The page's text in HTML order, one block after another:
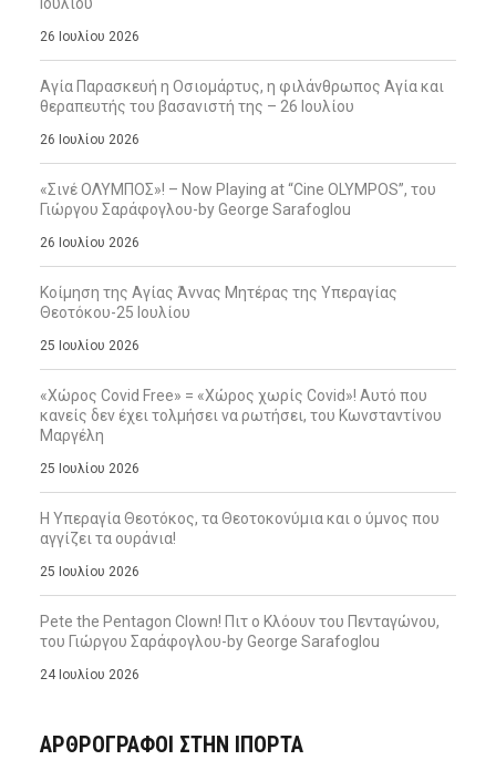
Ιουλίου
26 Ιουλίου 2026
Αγία Παρασκευή η Οσιομάρτυς, η φιλάνθρωπος Αγία και
θεραπευτής του βασανιστή της – 26 Ιουλίου
26 Ιουλίου 2026
«Σινέ ΟΛΥΜΠΟΣ»! – Now Playing at “Cine OLYMPOS”, του
Γιώργου Σαράφογλου-by George Sarafoglou
26 Ιουλίου 2026
Κοίμηση της Αγίας Άννας Μητέρας της Υπεραγίας
Θεοτόκου-25 Ιουλίου
25 Ιουλίου 2026
«Χώρος Covid Free» = «Χώρος χωρίς Covid»! Αυτό που
κανείς δεν έχει τολμήσει να ρωτήσει, του Κωνσταντίνου
Μαργέλη
25 Ιουλίου 2026
Η Υπεραγία Θεοτόκος, τα Θεοτοκονύμια και ο ύμνος που
αγγίζει τα ουράνια!
25 Ιουλίου 2026
Pete the Pentagon Clown! Πιτ ο Κλόουν του Πενταγώνου,
του Γιώργου Σαράφογλου-by George Sarafoglou
24 Ιουλίου 2026
ΑΡΘΡΟΓΡΑΦΟΙ ΣΤΗΝ IΠΟΡΤΑ